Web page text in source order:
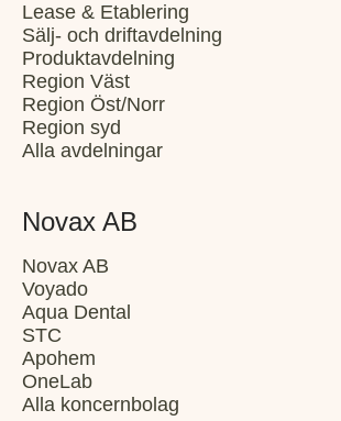
Lease & Etablering
Sälj- och driftavdelning
Produktavdelning
Region Väst
Region Öst/Norr
Region syd
Alla avdelningar
Novax AB
Novax AB
Voyado
Aqua Dental
STC
Apohem
OneLab
Alla koncernbolag